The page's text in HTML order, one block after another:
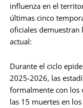
influenza en el
últimas cinco
oficiales demuestran
actual:
Durante el ciclo
2025-2026, las
formalmente con los
las 15 muertes en